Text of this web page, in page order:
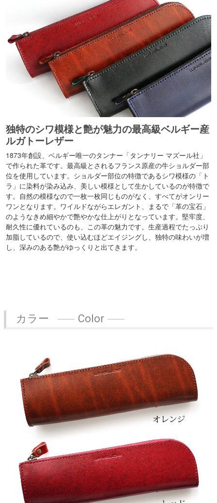
独特のシワ模様と艶が魅力の最高級ベルギー産
ルガトーレザー
1873年創設、ベルギー唯一のタンナー「タンナリー マズール社」
で作られた革です。最高級とされるフランス原産の牛ショルダー部
位を使用しています。ショルダー部位の特徴であるシワ模様の「ト
ラ」に染料が染み込み、美しい模様として生かしているのが特徴で
す。自然の模様なので一枚一枚同じものがなく、すべてがオンリー
ワンとなります。ワイルドながらエレガント、まるで「革の宝石」
のようなきめ細やかで艶やかな仕上がりとなっています。堅牢度、
耐久性に優れているのも、この革の魅力です。生産過程でたっぷり
加脂しているので、使い込むほどエイジングし、独特の味わいが増
し、深みのある艶がゆっくりと出てきます。
カラー Color